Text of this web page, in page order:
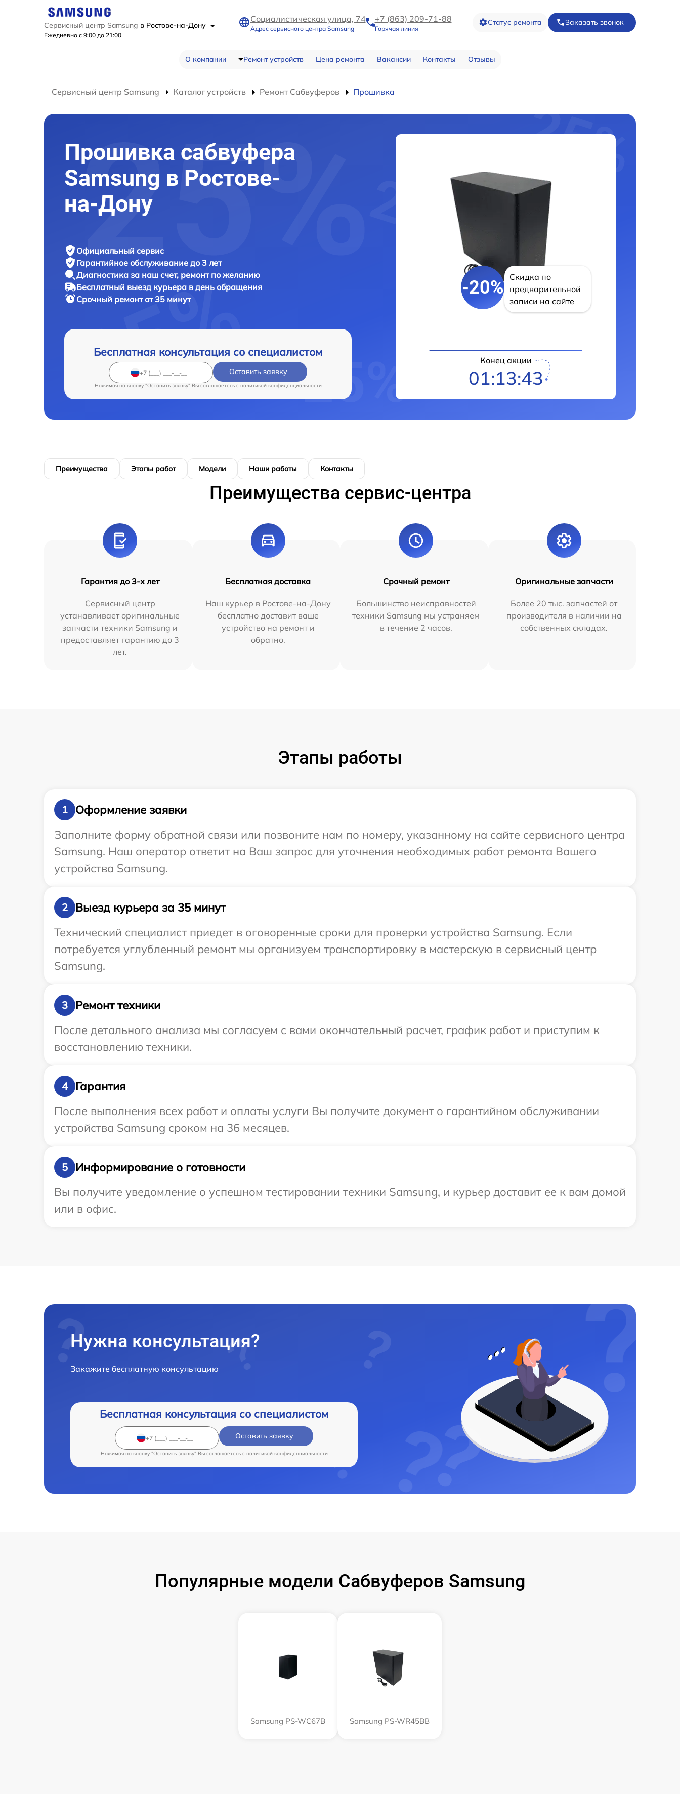
Сервисный центр Samsung в Ростове-на-Дону
Ежедневно с 9:00 до 21:00
Социалистическая улица, 74
Адрес сервисного центра Samsung
+7 (863) 209-71-88
Горячая линия
Статус ремонта Заказать звонок
О компании Ремонт устройств Цена ремонта Вакансии Контакты Отзывы
Сервисный центр Samsung Каталог устройств Ремонт Сабвуферов Прошивка
Прошивка сабвуфера
Samsung в Ростове-
на-Дону
Официальный сервис
Гарантийное обслуживание до 3 лет
Диагностика за наш счет, ремонт по желанию
Бесплатный выезд курьера в день обращения
Срочный ремонтот 35 минут
Бесплатная консультация со специалистом
Оставить заявку
Нажимая на кнопку "Оставить заявку" Вы соглашаетесь c политикой конфиденциальности
-20%
Скидка по
предварительной
записи на сайте
Конец акции
01:13:41
Преимущества Этапы работ Модели Наши работы Контакты
Преимущества сервис-центра
Гарантия до 3-х лет
Сервисный центр
устанавливает оригинальные
запчасти техники Samsung и
предоставляет гарантию до 3
лет.
Бесплатная доставка
Наш курьер в Ростове-на-Дону
бесплатно доставит ваше
устройство на ремонт и
обратно.
Срочный ремонт
Большинство неисправностей
техники Samsung мы устраняем
в течение 2 часов.
Оригинальные запчасти
Более 20 тыс. запчастей от
производителя в наличии на
собственных складах.
Этапы работы
1
Оформление заявки
Заполните форму обратной связи или позвоните нам по номеру, указанному на сайте сервисного центра
Samsung. Наш оператор ответит на Ваш запрос для уточнения необходимых работ ремонта Вашего
устройства Samsung.
2
Выезд курьера за 35 минут
Технический специалист приедет в оговоренные сроки для проверки устройства Samsung. Если
потребуется углубленный ремонт мы организуем транспортировку в мастерскую в сервисный центр
Samsung.
3
Ремонт техники
После детального анализа мы согласуем с вами окончательный расчет, график работ и приступим к
восстановлению техники.
4
Гарантия
После выполнения всех работ и оплаты услуги Вы получите документ о гарантийном обслуживании
устройства Samsung сроком на 36 месяцев.
5
Информирование о готовности
Вы получите уведомление о успешном тестировании техники Samsung, и курьер доставит ее к вам домой
или в офис.
Нужна консультация?
Закажите бесплатную консультацию
Бесплатная консультация со специалистом
Оставить заявку
Нажимая на кнопку "Оставить заявку" Вы соглашаетесь c политикой конфиденциальности
Популярные модели Сабвуферов Samsung
Samsung PS-WC67B Samsung PS-WR45BB